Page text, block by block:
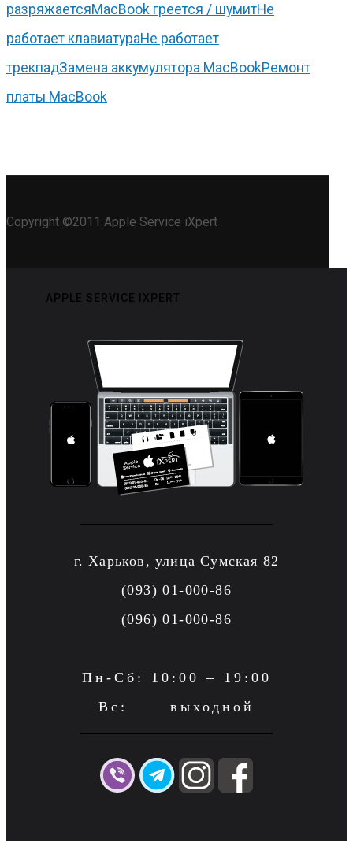
разряжаетсяMacBook греется / шумитНе
работает клавиатураНе работает
трекпадЗамена аккумулятора MacBookРемонт
платы MacBook
Copyright ©2011 Apple Service iXpert
APPLE SERVICE IXPERT
г. Харьков, улица Сумская 82
(093) 01-000-86
(096) 01-000-86
Пн-Сб: 10:00 – 19:00
Вс: выходной